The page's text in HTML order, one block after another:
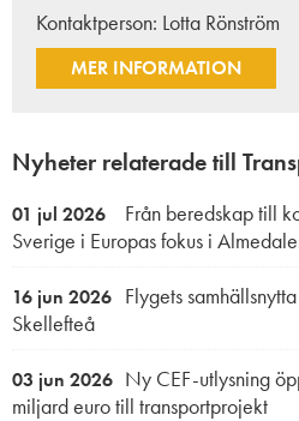
Kontaktperson: Lotta Rönström
MER INFORMATION
Nyheter relaterade till
01 jul 2026
Från beredskap till
Sverige i Europas fokus i
16 jun 2026 Flygets
Skellefteå
03 jun 2026 Ny CEF-utlysning
miljard euro till transportprojekt